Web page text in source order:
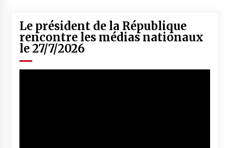
Le président de la République
rencontre les médias nationaux
le 27/7/2026